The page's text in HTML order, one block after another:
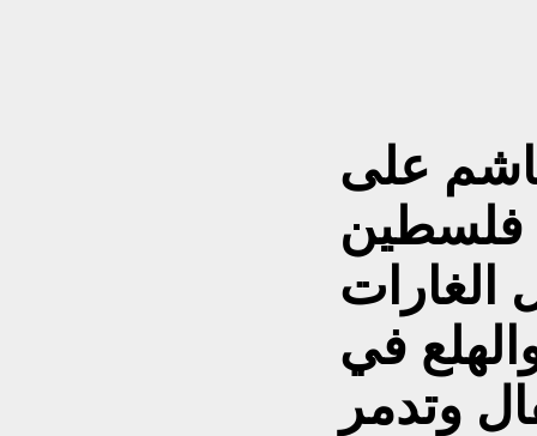
على
فلسطين
الغارات
في
وتدمر